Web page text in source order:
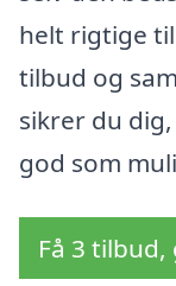
helt rigtige
tilbud og
sikrer du
god som
Få 3